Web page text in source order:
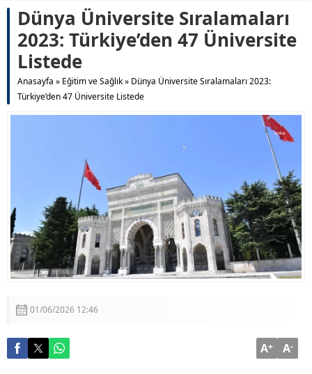
MHP Lideri Bahçeli’ye Teşekkür
MHP’li Özdemir’den İP’e Sert Eleştirileri: FETÖ’nün
Siyasal Mühendisi
Aziz Yıldırım’a Tehdit: Suç Duyurusu Süreci
Numan Kurtulmuş’tan Dikkat Çeken Mesaj: Devlet
Ömer Çelik’ten Kritik Açıklamalar: “Sürecin En Önemli
Fenerbahçe, Sturm Graz’ı Talisca ve Greenwood’la
55,0659
ALTIN
6.521,17
13.685,30
Dünya Üniversite Sıralamaları
2023: Türkiye’den 47 Üniversite
Listede
Anasayfa » Eğitim ve Sağlık» Dünya Üniversite Sıralamaları 2023:
Türkiye’den 47 Üniversite Listede
01/06/2026 12:46
A+ A-